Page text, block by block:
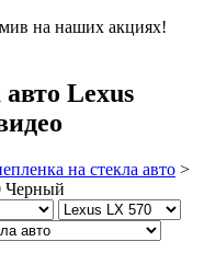
на наших акциях!
Lexus
на стекла авто >
Черный